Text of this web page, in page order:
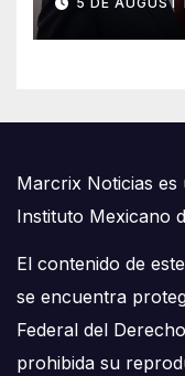
Marcrix Noticias es
Instituto Mexicano
El contenido de
se encuentra
Federal del
prohibida su